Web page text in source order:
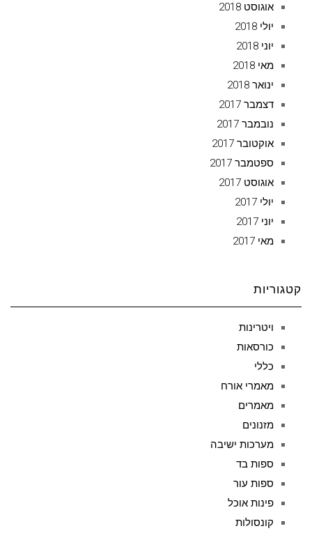
אוגוסט 2018
יולי 2018
יוני 2018
מאי 2018
ינואר 2018
דצמבר 2017
נובמבר 2017
אוקטובר 2017
ספטמבר 2017
אוגוסט 2017
יולי 2017
יוני 2017
מאי 2017
קטגוריות
ויטרינות
כורסאות
כללי
מאמרי אורח
מאמרים
מזנונים
מערכות ישיבה
ספות בד
ספות עור
פינות אוכל
קונסולות